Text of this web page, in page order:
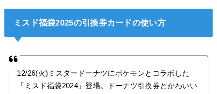
ミスド福袋2025の引換券カードの使い方
12/26(火)ミスタードーナツにポケモンとコラボした
「ミスド福袋2024」登場。ドーナツ引換券とかわいい